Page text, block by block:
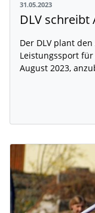
31.05.2023
Der DLV plant
Leistungssport
August 2023,